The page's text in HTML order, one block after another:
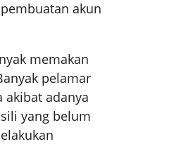
akun
memakan
pelamar
akibat adanya
yang belum